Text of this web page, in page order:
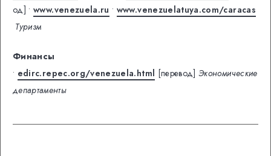
од] •www.venezuela.ru • www.venezuelatuya.com/caracas
Туризм
Финансы
• edirc.repec.org/venezuela.html [перевод] Экономические
департаменты